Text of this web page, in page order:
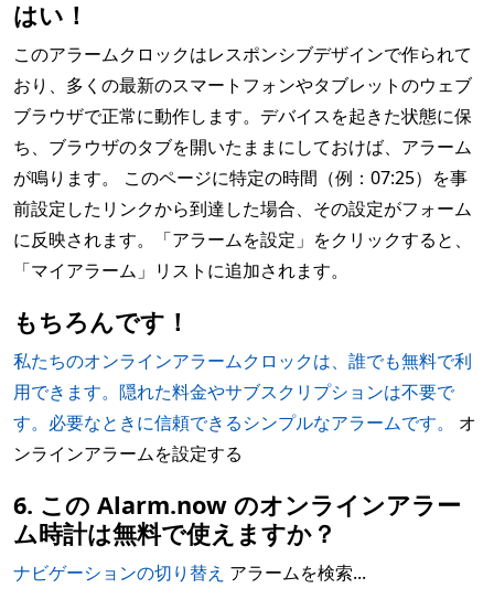
はい！
このアラームクロックはレスポンシブデザインで作られて
おり、多くの最新のスマートフォンやタブレットのウェブ
ブラウザで正常に動作します。デバイスを起きた状態に保
ち、ブラウザのタブを開いたままにしておけば、アラーム
が鳴ります。 このページに特定の時間（例：07:25）を事
前設定したリンクから到達した場合、その設定がフォーム
に反映されます。「アラームを設定」をクリックすると、
「マイアラーム」リストに追加されます。
もちろんです！
私たちのオンラインアラームクロックは、誰でも無料で利
用できます。隠れた料金やサブスクリプションは不要で
す。必要なときに信頼できるシンプルなアラームです。
オ
ンラインアラームを設定する
6. この Alarm.now のオンラインアラー
ム時計は無料で使えますか？
ナビゲーションの切り替え アラームを検索...